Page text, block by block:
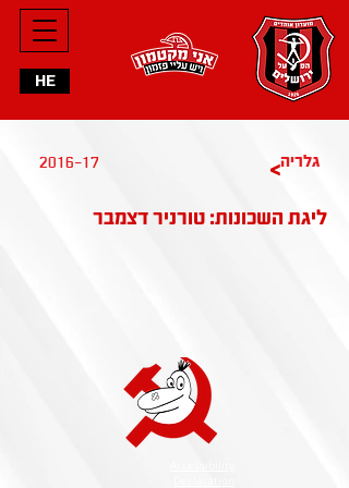
HE
2016-17 >גלריה
ליגת השכונות: טורניר דצמבר